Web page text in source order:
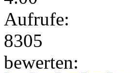
Aufrufe:
8305
bewerten: